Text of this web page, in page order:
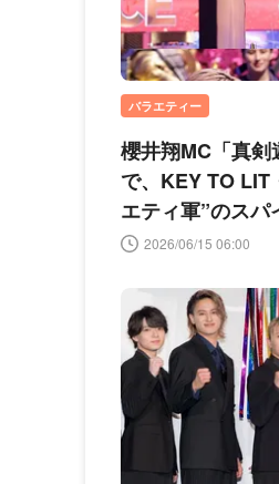
バラエティー
櫻井翔MC「真
で、KEY TO LIT
エティ軍”のスパ
2026/06/15 06:00